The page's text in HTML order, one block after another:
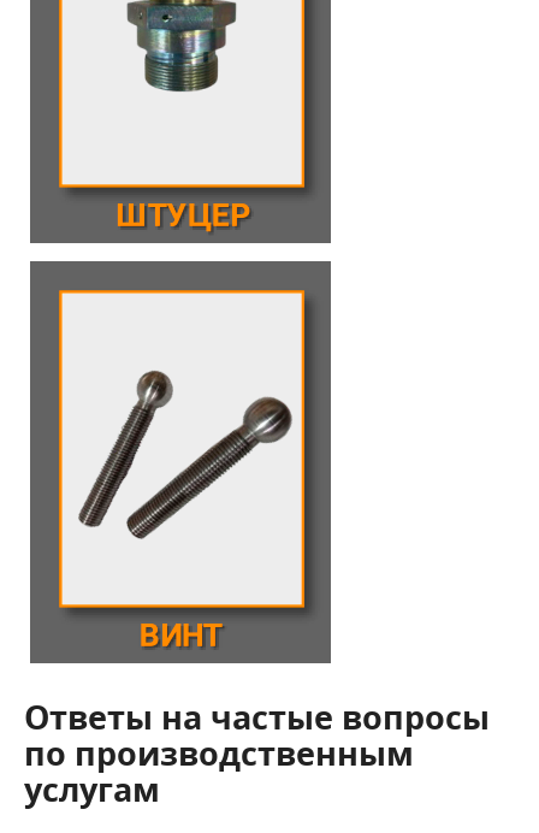
Ответы на частые вопросы
по производственным
услугам